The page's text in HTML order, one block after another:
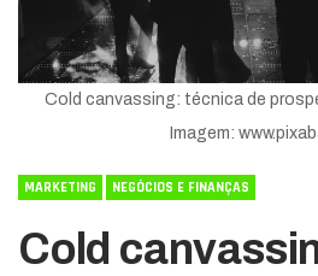
Cold canvassing: técnica de
Imagem:
MARKETING NEGÓCIOS E FINANÇAS
Cold